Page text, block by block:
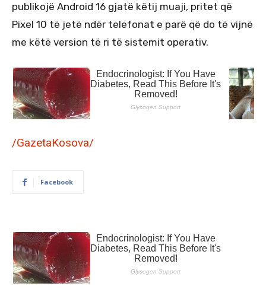
publikojë Android 16 gjatë këtij muaji, pritet që
Pixel 10 të jetë ndër telefonat e parë që do të vijnë
me këtë version të ri të sistemit operativ.
/GazetaKosova/
Facebook